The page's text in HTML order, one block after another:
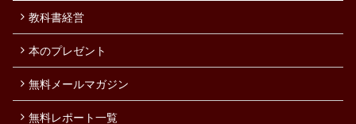
教科書経営
本のプレゼント
無料メールマガジン
無料レポート一覧